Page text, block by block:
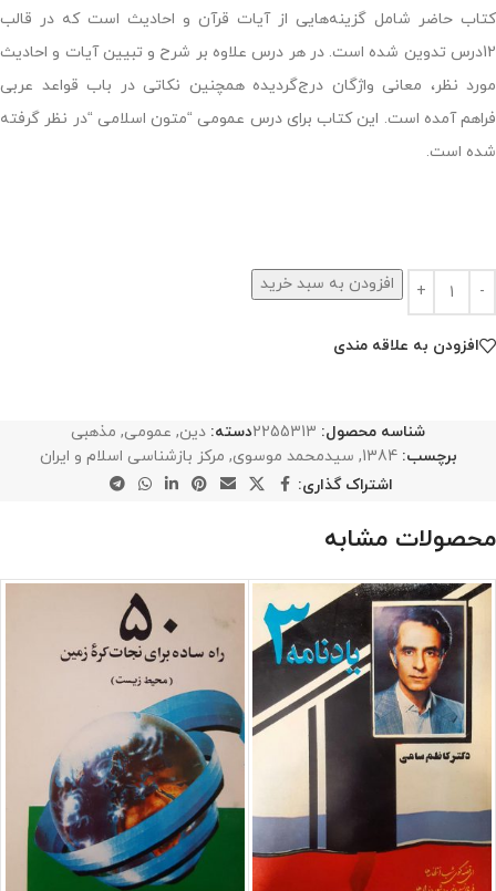
کتاب حاضر شامل گزینه‌هایی از آیات قرآن و احادیث است که در قالب
12درس تدوین شده است. در هر درس علاوه بر شرح و تبیین آیات و احادیث
مورد نظر، معانی واژگان درج‌گردیده همچنین نکاتی در باب قواعد عربی
فراهم آمده است. این کتاب برای درس عمومی “متون اسلامی “در نظر گرفته
شده است.
افزودن به سبد خرید
افزودن به علاقه مندی
شناسه محصول: 2255313دسته: دین, عمومی, مذهبی
برچسب: 1384
, سیدمحمد موسوی, مرکز بازشناسی اسلام و ایران
اشتراک گذاری:
محصولات مشابه